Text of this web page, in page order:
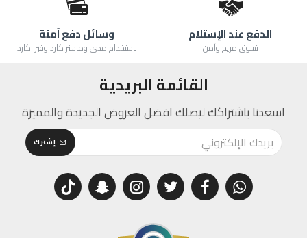
الدفع عند الإستلام
تسوق مريح وآمن
وسائل دفع آمنة
باستخدام مدى وماستر كارد وفيزا كارد
القائمة البريدية
اسعدنا باشتراكك ليصلك افضل العروض الجديدة والمميزة
إشترك